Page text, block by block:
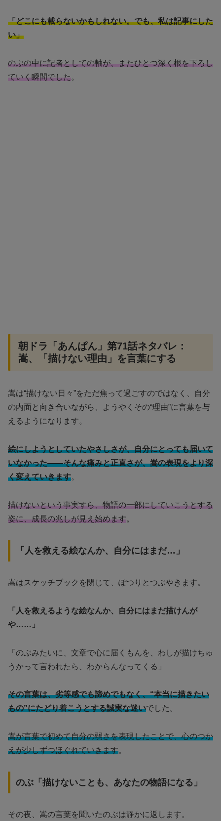
「どこにも載らないかもしれない。でも、私は記事にした
い」
のぶの中に記者としての軸が、またひとつ深く根を下ろし
ていく瞬間でした。
朝ドラ「あんぱん」第71話ネタバレ：
嵩、「描けない理由」を言葉にする
嵩は“描けない日々”をただ焦って過ごすのではなく、自分
の内面と向き合いながら、ようやくその“理由”に言葉を与
えるようになります。
絵にしようとしていたやさしさが、自分にとっても届いて
いなかった――そんな痛みと正直さが、嵩の表現をより深
く変えていきます。
描けないという事実すら、物語の一部にしていこうとする
姿に、成長の兆しが見え始めます。
「人を救える絵なんか、自分にはまだ…」
嵩はスケッチブックを閉じて、ぽつりとつぶやきます。
「人を救えるような絵なんか、自分にはまだ描けんが
や……」
「のぶみたいに、文章で心に届くもんを、わしが描けちゅ
うかって言われたら、わからんなってくる」
その言葉は、劣等感でも諦めでもなく、“本当に描きたい
もの”にたどり着こうとする誠実な迷いでした。
嵩が言葉で初めて自分の弱さを表現したことで、心のつか
えが少しずつほぐれていきます。
のぶ「描けないことも、あなたの物語になる」
その夜、嵩の言葉を聞いたのぶは静かに返します。